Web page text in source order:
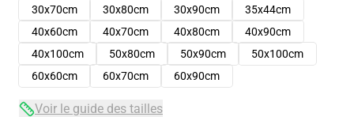
30x70cm
30x80cm 30x90cm
35x44cm
40x60cm
40x70cm 40x80cm
40x90cm
40x100cm
50x80cm 50x90cm
50x100cm
60x60cm
60x70cm 60x90cm
Voir le guide des tailles